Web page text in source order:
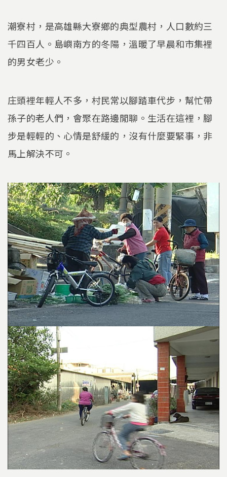
潮寮村，是高雄縣大寮鄉的典型農村，人口數約三
千四百人。島嶼南方的冬陽，溫暖了早晨和市集裡
的男女老少。
庄頭裡年輕人不多，村民常以腳踏車代步，幫忙帶
孫子的老人們，會聚在路邊閒聊。生活在這裡，腳
步是輕輕的、心情是舒緩的，沒有什麼要緊事，非
馬上解決不可。